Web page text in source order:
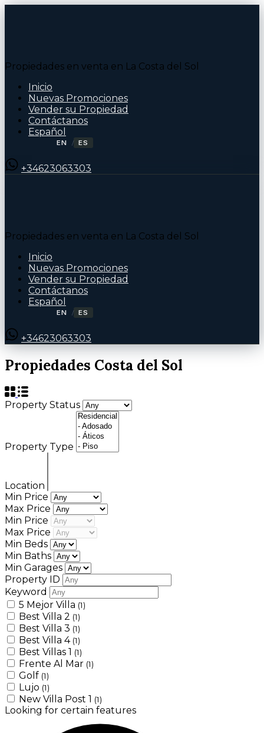
Propiedades en venta en La Costa del Sol
Inicio
Nuevas Promociones
Vender su Propiedad
Contáctanos
Español
EN / ES
+34623063303
Propiedades en venta en La Costa del Sol
Inicio
Nuevas Promociones
Vender su Propiedad
Contáctanos
Español
EN / ES
+34623063303
Propiedades Costa del Sol
Property Status
Property Type
Location
Min Price
Max Price
Min Price
Max Price
Min Beds
Min Baths
Min Garages
Property ID
Keyword
5 Mejor Villa (1)
Best Villa 2 (1)
Best Villa 3 (1)
Best Villa 4 (1)
Best Villas 1 (1)
Frente Al Mar (1)
Golf (1)
Lujo (1)
New Villa Post 1 (1)
Looking for certain features